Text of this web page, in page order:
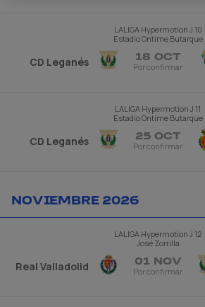
LALIGA Hypermotion J 10
Estadio Ontime Butarque
CD Leganés 18 OCT
Por confirmar
LALIGA Hypermotion J 11
Estadio Ontime Butarque
CD Leganés 25 OCT
Por confirmar
NOVIEMBRE 2026
LALIGA Hypermotion J 12
José Zorrilla
Real Valladolid 01 NOV
Por confirmar